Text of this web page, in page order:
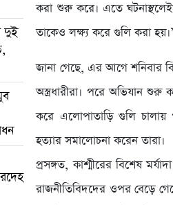
দুই
করা শুরু করে। এতে
তাকেও লক্ষ্য করে গুলি করা হয়।’
জানা গেছে, এর আগে শনিবার
অস্ত্রধারীরা। পরে অভিযান শুরু
করে এলোপাতাড়ি গুলি চালায়
হত্যার সমালোচনা করেন তারা।
প্রসঙ্গত, কাশ্মীরের বিশেষ
রাজনীতিবিদদের ওপর বেড়ে